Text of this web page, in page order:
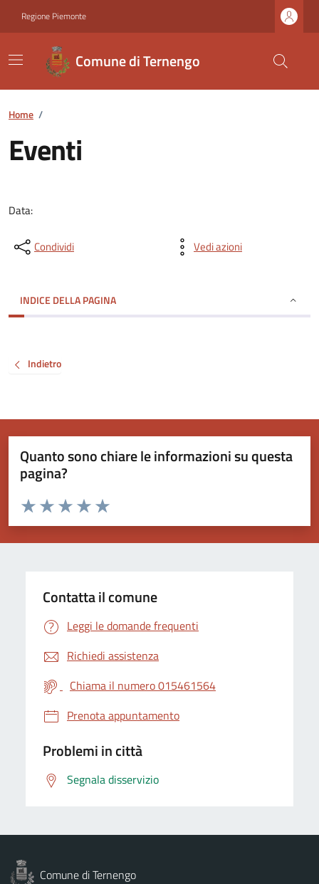
Regione Piemonte
Comune di Ternengo
Home /
Eventi
Data:
Condividi Vedi azioni
INDICE DELLA PAGINA
Indietro
Quanto sono chiare le informazioni su questa
pagina?
Valuta da 1 a 5 stelle la pagina
Valuta 5 stelle su 5
Valuta 4 stelle su 5
Valuta 3 stelle su 5
Valuta 2 stelle su 5
Valuta 1 stelle su 5
Contatta il comune
Leggi le domande frequenti
Richiedi assistenza
Chiama il numero 015461564
Prenota appuntamento
Problemi in città
Segnala disservizio
Comune di Ternengo